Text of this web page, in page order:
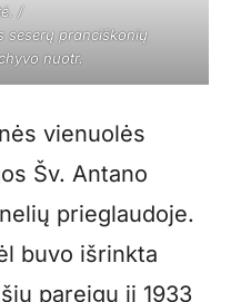
/
seserų pranciškonių
nuotr.
vienuolės
Šv. Antano
prieglaudoje.
buvo išrinkta
pareigų ji 1933